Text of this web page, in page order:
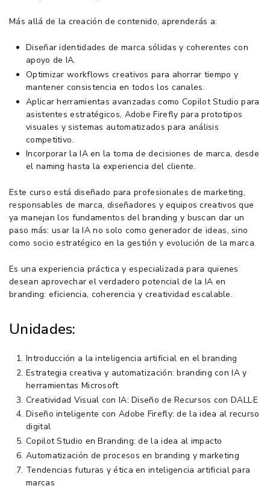
Más allá de la creación de contenido, aprenderás a:
Diseñar identidades de marca sólidas y coherentes con
apoyo de IA.
Optimizar workflows creativos para ahorrar tiempo y
mantener consistencia en todos los canales.
Aplicar herramientas avanzadas como Copilot Studio para
asistentes estratégicos, Adobe Firefly para prototipos
visuales y sistemas automatizados para análisis
competitivo.
Incorporar la IA en la toma de decisiones de marca, desde
el naming hasta la experiencia del cliente.
Este curso está diseñado para profesionales de marketing,
responsables de marca, diseñadores y equipos creativos que
ya manejan los fundamentos del branding y buscan dar un
paso más: usar la IA no solo como generador de ideas, sino
como socio estratégico en la gestión y evolución de la marca.
Es una experiencia práctica y especializada para quienes
desean aprovechar el verdadero potencial de la IA en
branding: eficiencia, coherencia y creatividad escalable.
Unidades:
Introducción a la inteligencia artificial en el branding
Estrategia creativa y automatización: branding con IA y
herramientas Microsoft
Creatividad Visual con IA: Diseño de Recursos con DALL·E
Diseño inteligente con Adobe Firefly: de la idea al recurso
digital
Copilot Studio en Branding: de la idea al impacto
Automatización de procesos en branding y marketing
Tendencias futuras y ética en inteligencia artificial para
marcas